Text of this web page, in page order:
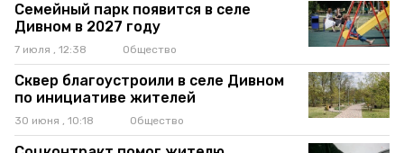
Семейный парк появится в селе
Дивном в 2027 году
7 июля , 12:38 Общество
Сквер благоустроили в селе Дивном
по инициативе жителей
30 июня , 10:18 Общество